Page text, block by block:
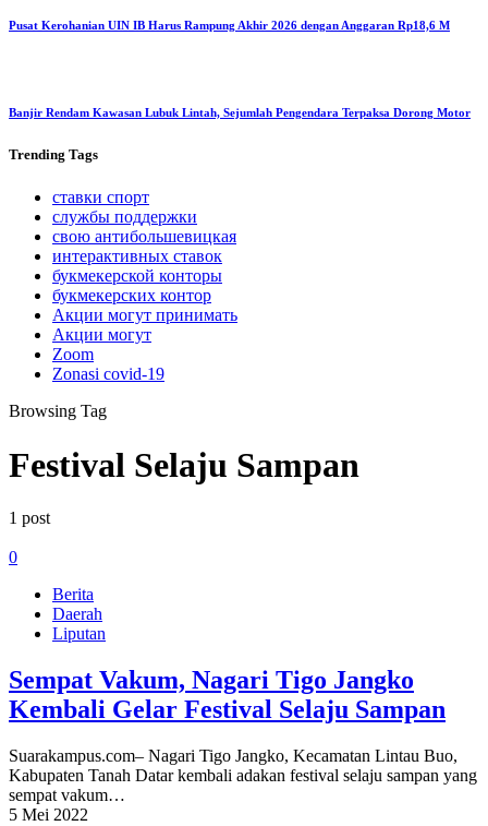
Pusat Kerohanian UIN IB Harus Rampung Akhir 2026 dengan Anggaran Rp18,6 M
Banjir Rendam Kawasan Lubuk Lintah, Sejumlah Pengendara Terpaksa Dorong Motor
Trending Tags
ставки спорт
службы поддержки
свою антибольшевицкая
интерактивных ставок
букмекерской конторы
букмекерских контор
Акции могут принимать
Акции могут
Zoom
Zonasi covid-19
Browsing Tag
Festival Selaju Sampan
1 post
0
Berita
Daerah
Liputan
Sempat Vakum, Nagari Tigo Jangko
Kembali Gelar Festival Selaju Sampan
Suarakampus.com– Nagari Tigo Jangko, Kecamatan Lintau Buo,
Kabupaten Tanah Datar kembali adakan festival selaju sampan yang
sempat vakum…
5 Mei 2022